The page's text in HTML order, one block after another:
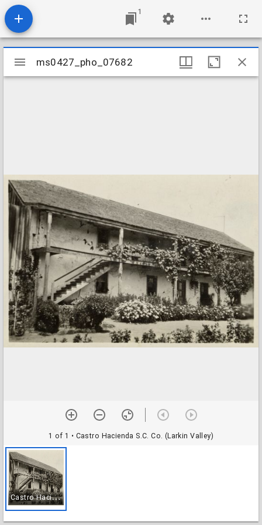
1
Mirador
viewer
ms0427_pho_07682
1 of 1 • Castro Hacienda S.C. Co. (Larkin Valley)
C
astro Hacienda S.C. Co. (Larkin Valley)
ms0427_pho_07682